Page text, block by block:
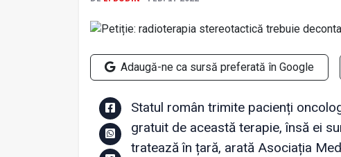
Adaugă-ne ca sursă preferată în Google
Statul român trimite pacienți
gratuit de această terapie, însă ei
tratează în țară, arată Asociația